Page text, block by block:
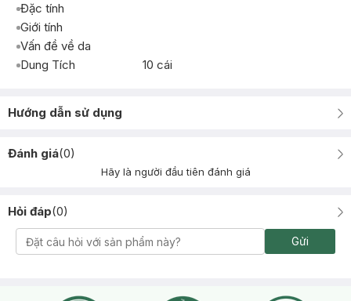
Đặc tính
Giới tính
Vấn đề về da
Dung Tích
10 cái
Hướng dẫn sử dụng
Đánh giá(0)
Hãy là người đầu tiên đánh giá
Hỏi đáp(0)
Gửi